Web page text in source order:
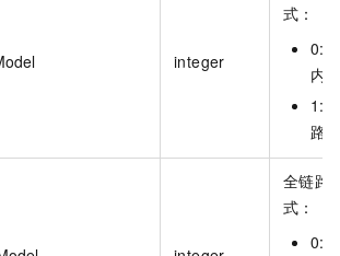
integer
式：
0:
内
1:
路
全链路
式：
0: